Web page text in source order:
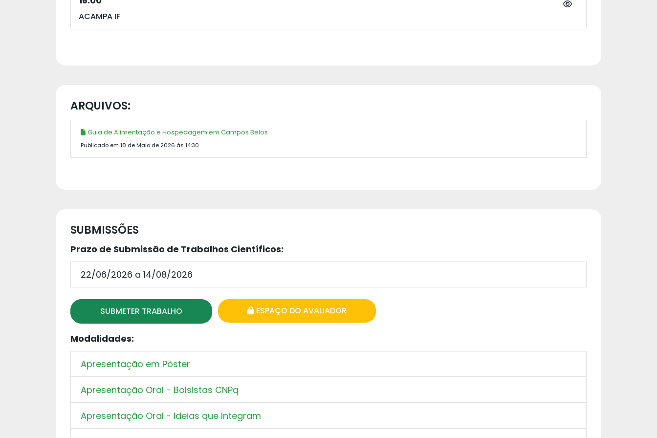
ACAMPA IF
ARQUIVOS:
Guia de Alimentação e Hospedagem em Campos Belos
Publicado em 18 de Maio de 2026 às 14:30
SUBMISSÕES
Prazo de Submissão de Trabalhos Científicos:
22/06/2026 a 14/08/2026
SUBMETER TRABALHO ESPAÇO DO AVALIADOR
Modalidades:
Apresentação em Pôster
Apresentação Oral - Bolsistas CNPq
Apresentação Oral - Ideias que Integram